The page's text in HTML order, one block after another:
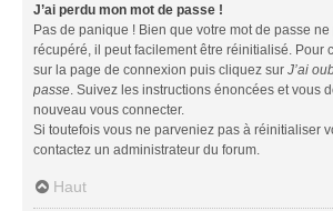
J’ai perdu mon mot de passe !
Pas de panique ! Bien que votre mot de passe
récupéré, il peut facilement être réinitialisé. Pour
sur la page de connexion puis cliquez sur J’ai
passe. Suivez les instructions énoncées et vous
nouveau vous connecter.
Si toutefois vous ne parveniez pas à réinitialiser
contactez un administrateur du forum.
Haut